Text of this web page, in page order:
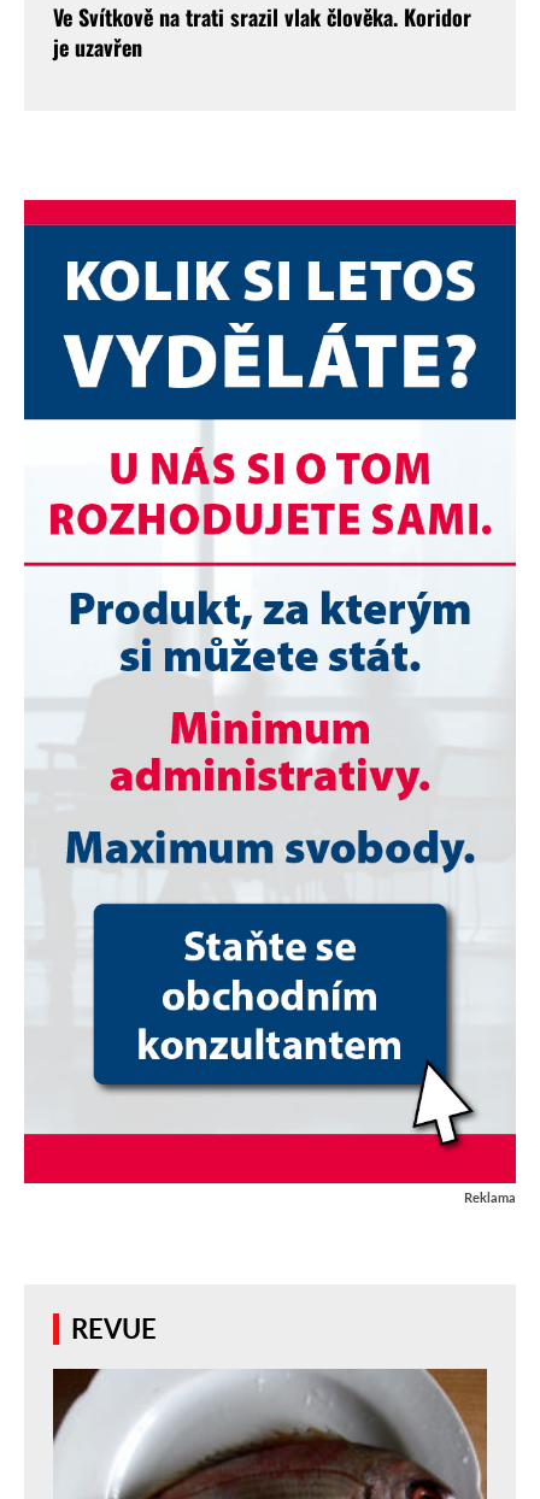
Ve Svítkově na trati srazil vlak člověka. Koridor
je uzavřen
Reklama
REVUE